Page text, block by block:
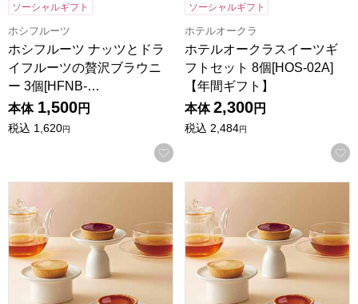
ソーシャルギフト
ホシフルーツ
ホシフルーツ ナッツとドラ
イフルーツの贅沢ブラウニ
ー 3個[HFNB-…
本体 1,500円
税込 1,620円
お気に入りに登録する
ソーシャルギフト
ホテルオークラ
ホテルオークラスイーツギ
フトセット 8個[HOS-02A]
【年間ギフト】
本体 2,300円
税込 2,484円